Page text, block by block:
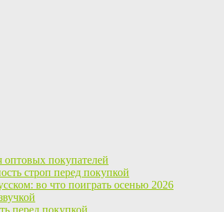
покупателей
строп перед покупкой
во что поиграть осенью 2026
перед покупкой